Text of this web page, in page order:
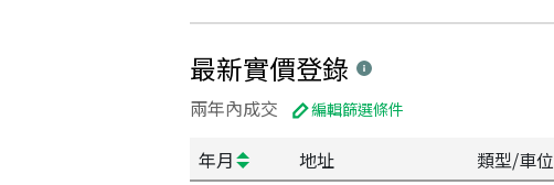
最新實價登錄
兩年內成交 編輯篩選條件
年月 地址 類型/車位